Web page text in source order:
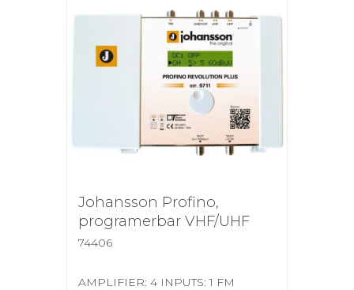
Johansson Profino,
programerbar VHF/UHF
74406
AMPLIFIER: 4 INPUTS: 1 FM